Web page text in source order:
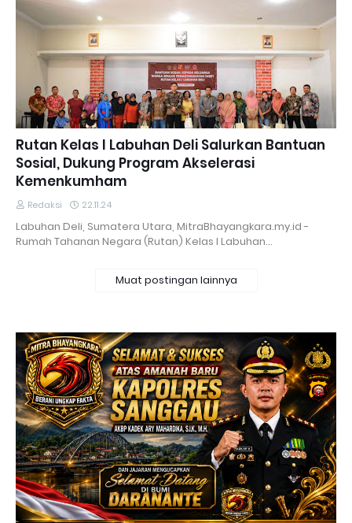
Rutan Kelas I Labuhan Deli Salurkan Bantuan
Sosial, Dukung Program Akselerasi
Kemenkumham
Redaksi 22.11.24
Labuhan Deli, Sumatera Utara, MitraBhayangkara.my.id -
Rumah Tahanan Negara (Rutan) Kelas I Labuhan…
Muat postingan lainnya